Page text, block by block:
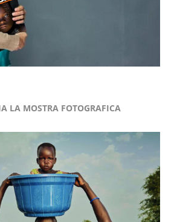
LA MOSTRA FOTOGRAFICA